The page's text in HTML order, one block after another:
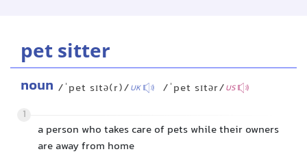
pet sitter
noun /ˈpet sɪtə(r)/UK /ˈpet sɪtər/US
1
a person who takes care of pets while their owners
are away from home